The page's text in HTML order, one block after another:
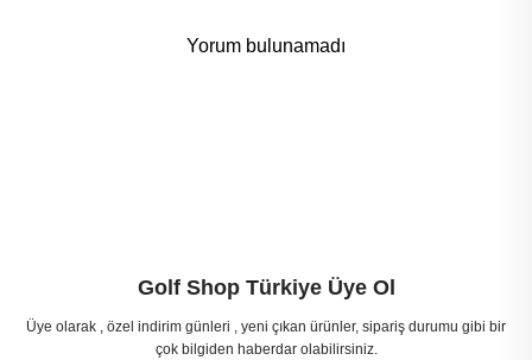
Yorum bulunamadı
Golf Shop Türkiye Üye Ol
Üye olarak , özel indirim günleri , yeni çıkan ürünler, sipariş durumu gibi bir
çok bilgiden haberdar olabilirsiniz.